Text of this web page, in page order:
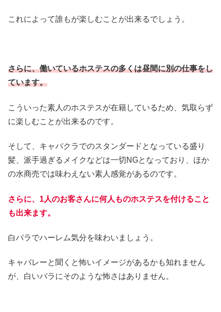
これによって誰もが楽しむことが出来るでしょう。
さらに、働いているホステスの多くは昼間に別の仕事をし
ています。
こういった素人のホステスが在籍しているため、気取らず
に楽しむことが出来るのです。
そして、キャバクラでのスタンダードとなっている盛り
髪、派手過ぎるメイクなどは一切NGとなっており、ほか
の水商売では味わえない素人感覚があるのです。
さらに、1人のお客さんに何人ものホステスを付けること
も出来ます。
白バラでハーレム気分を味わいましょう。
キャバレーと聞くと怖いイメージがあるかも知れません
が、白いバラにそのような怖さはありません。